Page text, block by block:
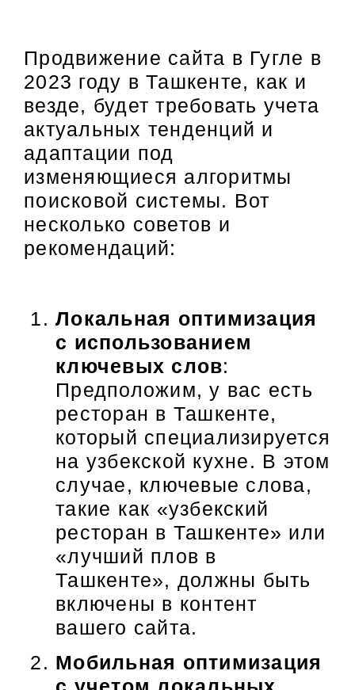
Продвижение сайта в Гугле в
2023 году в Ташкенте, как и
везде, будет требовать учета
актуальных тенденций и
адаптации под
изменяющиеся алгоритмы
поисковой системы. Вот
несколько советов и
рекомендаций:
Локальная оптимизация
с использованием
ключевых слов:
Предположим, у вас есть
ресторан в Ташкенте,
который специализируется
на узбекской кухне. В этом
случае, ключевые слова,
такие как «узбекский
ресторан в Ташкенте» или
«лучший плов в
Ташкенте», должны быть
включены в контент
вашего сайта.
Мобильная оптимизация